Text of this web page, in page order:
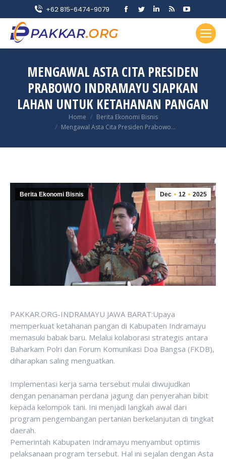
+62 815-6474-9079
Facebook
in
window
Twitter
in
window
Linkedin
in
window
Rss
opens
in
window
YouTube
page
opens
in
window
MENGAWAL ASTA CITA PRESIDEN
PRABOWO INDRAMAYU SIAPKAN
LAHAN UNTUK KETAHANAN PANGAN
Home
Berita Ekonomi Bisnis
Mengawal Asta Cita Presiden Prabowo…
Dec 12 2025
Berita Ekonomi Bisnis
PAKKAR.ORG-INDRAMAYU JAWA BARAT:Upaya
memperkuat ketahanan pangan di Kabupaten Indramayu
memasuki babak baru. Melalui kolaborasi strategis antara
Baharkam Polri dan Forum Komunikasi Doa Bangsa (FKDB),
diharapkan saling menguatkan.
‎Implementasi kerja sama tersebut mulai diwujudkan
dengan penanaman perdana jagung dan penyerahan bibit
kepada kelompok tani. Ini menjadi langkah awal dari
program pengembangan pertanian berkelanjutan di tingkat
daerah.
‎‎Pemerintah Kabupaten Indramayu menyambut optimis
pelaksanaan program tersebut. Hal ini sejalan dengan Asta